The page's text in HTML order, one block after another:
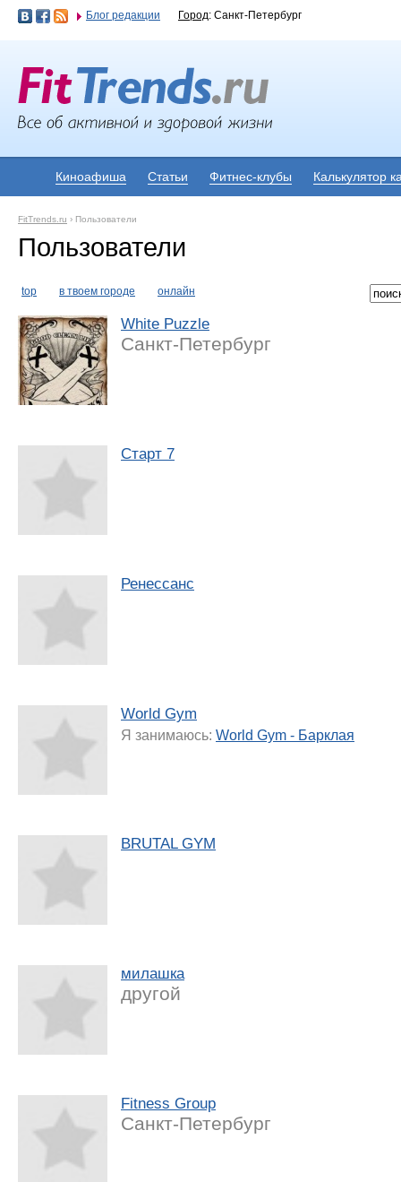
Блог редакции Город: Санкт-Петербург
Киноафиша Статьи Фитнес-клубы Калькулятор
FitTrends.ru › Пользователи
Пользователи
top в твоем городе онлайн
White Puzzle
Санкт-Петербург
Старт 7
Ренессанс
World Gym
Я занимаюсь: World Gym - Барклая
BRUTAL GYM
милашка
другой
Fitness Group
Санкт-Петербург